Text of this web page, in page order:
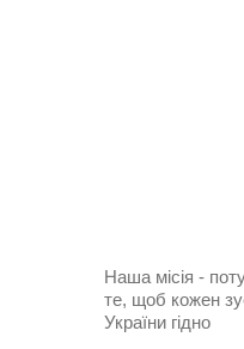
Наша місія -
те, щоб кожен
України гідно